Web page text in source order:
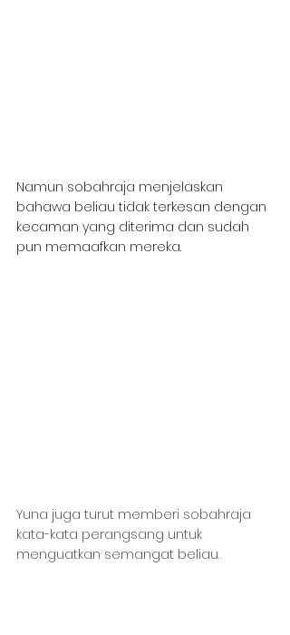
Namun sobahraja menjelaskan
bahawa beliau tidak terkesan dengan
kecaman yang diterima dan sudah
pun memaafkan mereka.
Yuna juga turut memberi sobahraja
kata-kata perangsang untuk
menguatkan semangat beliau.